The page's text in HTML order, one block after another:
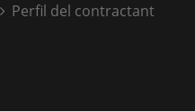
Perfil del contractant